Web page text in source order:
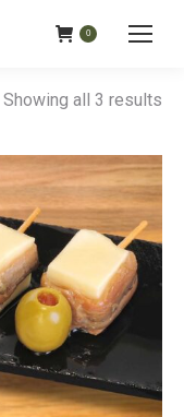
0
Showing all 3 results